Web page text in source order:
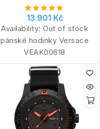
13 901 Kč
Availability: Out of stock
pánské hodinky Versace
VEAK00618